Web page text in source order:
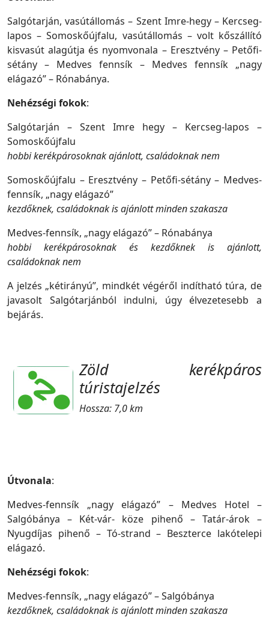
Salgótarján, vasútállomás – Szent Imre-hegy – Kercseg-
lapos – Somoskőújfalu, vasútállomás – volt kőszállító
kisvasút alagútja és nyomvonala – Eresztvény – Petőfi-
sétány – Medves fennsík – Medves fennsík „nagy
elágazó” – Rónabánya.
Nehézségi fokok:
Salgótarján – Szent Imre hegy – Kercseg-lapos –
Somoskőújfalu
hobbi kerékpárosoknak ajánlott, családoknak nem
Somoskőújfalu – Eresztvény – Petőfi-sétány – Medves-
fennsík, „nagy elágazó”
kezdőknek, családoknak is ajánlott minden szakasza
Medves-fennsík, „nagy elágazó” – Rónabánya
hobbi kerékpárosoknak és kezdőknek is ajánlott,
családoknak nem
A jelzés „kétirányú”, mindkét végéről indítható túra, de
javasolt Salgótarjánból indulni, úgy élvezetesebb a
bejárás.
Zöld kerékpáros
túristajelzés
Hossza: 7,0 km
Útvonala:
Medves-fennsík „nagy elágazó” – Medves Hotel –
Salgóbánya – Két-vár- köze pihenő – Tatár-árok –
Nyugdíjas pihenő – Tó-strand – Beszterce lakótelepi
elágazó.
Nehézségi fokok:
Medves-fennsík, „nagy elágazó” – Salgóbánya
kezdőknek, családoknak is ajánlott minden szakasza